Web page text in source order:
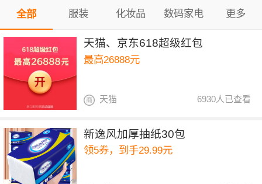
全部 服装 化妆品 数码家电 更多
天猫、京东618超级红包
最高26888元
6930人已查看
天猫
新逸风加厚抽纸30包
领5券，到手29.99元